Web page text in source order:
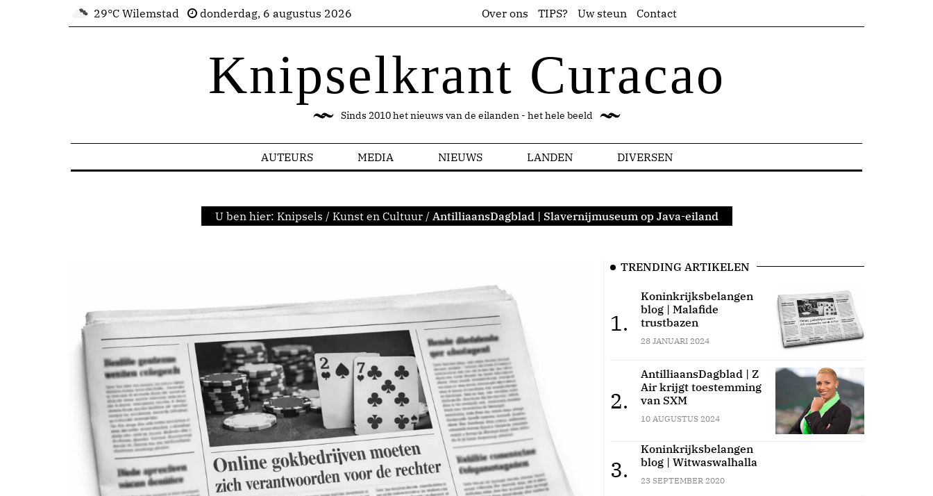
29°C Wilemstad donderdag, 6 augustus 2026 Over ons TIPS? Uw steun Contact
Knipselkrant Curacao
Sinds 2010 het nieuws van de eilanden - het hele beeld
AUTEURS MEDIA NIEUWS LANDEN DIVERSEN
U ben hier: Knipsels / Kunst en Cultuur / AntilliaansDagblad | Slavernijmuseum op Java-eiland
TRENDING ARTIKELEN
1.
Koninkrijksbelangen
blog | Malafide
trustbazen
28 JANUARI 2024
2.
AntilliaansDagblad | Z
Air krijgt toestemming
van SXM
10 AUGUSTUS 2024
3.
Koninkrijksbelangen
blog | Witwaswalhalla
23 SEPTEMBER 2020